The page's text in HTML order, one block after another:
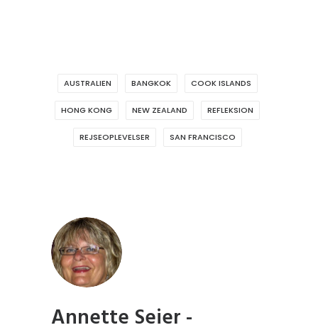
AUSTRALIEN BANGKOK COOK ISLANDS
HONG KONG NEW ZEALAND REFLEKSION
REJSEOPLEVELSER SAN FRANCISCO
Annette Seier -